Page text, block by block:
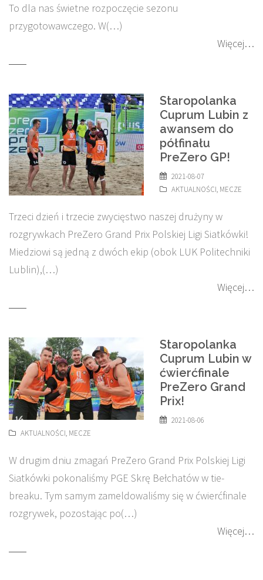
To dla nas świetne rozpoczęcie sezonu
przygotowawczego. W(…)
Więcej…
Staropolanka
Cuprum Lubin z
awansem do
półfinału
PreZero GP!
2021-08-07
AKTUALNOŚCI, MECZE
Trzeci dzień i trzecie zwycięstwo naszej drużyny w
rozgrywkach PreZero Grand Prix Polskiej Ligi Siatkówki!
Miedziowi są jedną z dwóch ekip (obok LUK Politechniki
Lublin),(…)
Więcej…
Staropolanka
Cuprum Lubin w
ćwierćfinale
PreZero Grand
Prix!
2021-08-06
AKTUALNOŚCI, MECZE
W drugim dniu zmagań PreZero Grand Prix Polskiej Ligi
Siatkówki pokonaliśmy PGE Skrę Bełchatów w tie-
breaku. Tym samym zameldowaliśmy się w ćwierćfinale
rozgrywek, pozostając po(…)
Więcej…